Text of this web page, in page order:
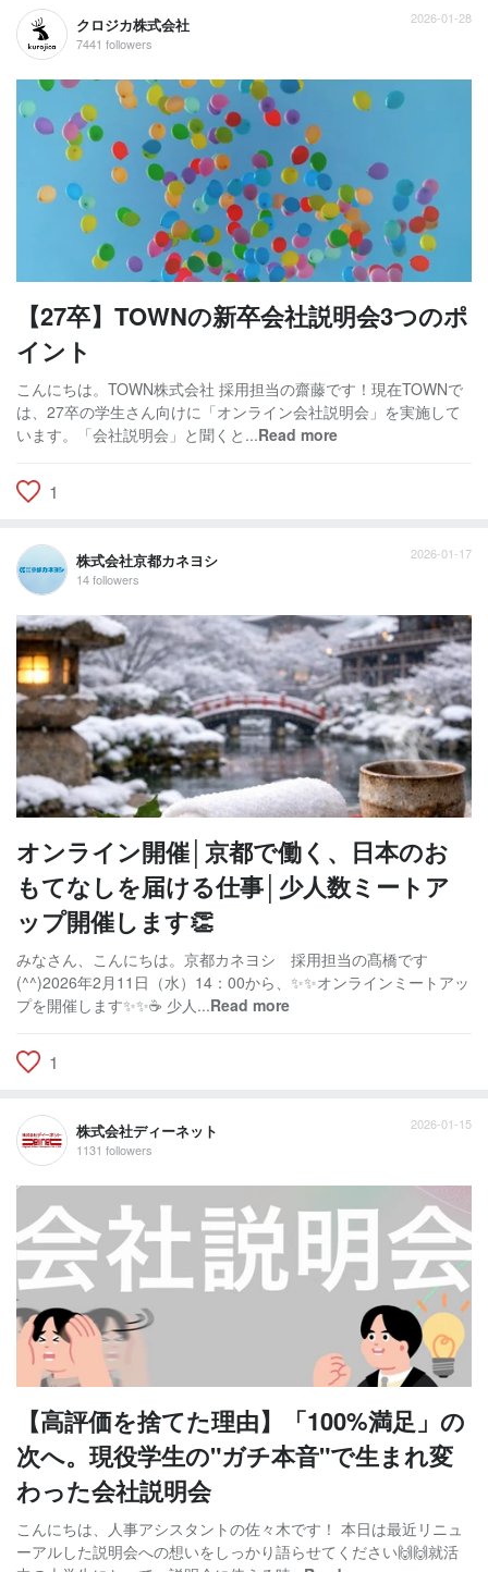
クロジカ株式会社
7441 followers
2026-01-28
【27卒】TOWNの新卒会社説明会3つのポ
イント
こんにちは。TOWN株式会社 採用担当の齋藤です！現在TOWNで
は、27卒の学生さん向けに「オンライン会社説明会」を実施して
います。「会社説明会」と聞くと...Read more
1
株式会社京都カネヨシ
14 followers
2026-01-17
オンライン開催│京都で働く、日本のお
もてなしを届ける仕事│少人数ミートア
ップ開催します👏
みなさん、こんにちは。京都カネヨシ 採用担当の髙橋です
(^^)2026年2月11日（水）14：00から、✨✨オンラインミートアッ
プを開催します✨✨☕ 少人...Read more
1
株式会社ディーネット
1131 followers
2026-01-15
【高評価を捨てた理由】「100%満足」の
次へ。現役学生の"ガチ本音"で生まれ変
わった会社説明会
こんにちは、人事アシスタントの佐々木です！ 本日は最近リニュ
ーアルした説明会への想いをしっかり語らせてください🙌🙌就活